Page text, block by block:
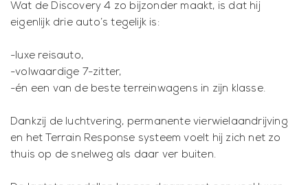
Wat de Discovery 4 zo bijzonder maakt, is dat hij
eigenlijk drie auto’s tegelijk is:
-luxe reisauto,
-volwaardige 7-zitter,
-én een van de beste terreinwagens in zijn klasse.
Dankzij de luchtvering, permanente vierwielaandrijving
en het Terrain Response systeem voelt hij zich net zo
thuis op de snelweg als daar ver buiten.